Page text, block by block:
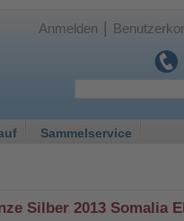
Anmelden
Sammelservice
Silber 2013 Somalia